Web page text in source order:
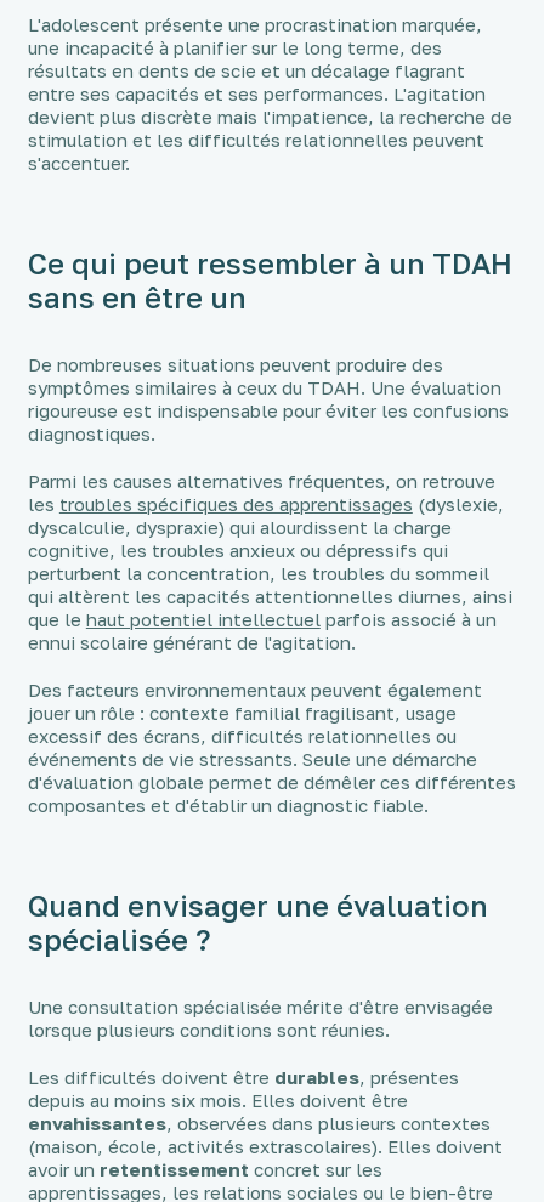
L'adolescent présente une procrastination marquée,
une incapacité à planifier sur le long terme, des
résultats en dents de scie et un décalage flagrant
entre ses capacités et ses performances. L'agitation
devient plus discrète mais l'impatience, la recherche de
stimulation et les difficultés relationnelles peuvent
s'accentuer.
Ce qui peut ressembler à un TDAH
sans en être un
De nombreuses situations peuvent produire des
symptômes similaires à ceux du TDAH. Une évaluation
rigoureuse est indispensable pour éviter les confusions
diagnostiques.
Parmi les causes alternatives fréquentes, on retrouve
les troubles spécifiques des apprentissages (dyslexie,
dyscalculie, dyspraxie) qui alourdissent la charge
cognitive, les troubles anxieux ou dépressifs qui
perturbent la concentration, les troubles du sommeil
qui altèrent les capacités attentionnelles diurnes, ainsi
que le haut potentiel intellectuel parfois associé à un
ennui scolaire générant de l'agitation.
Des facteurs environnementaux peuvent également
jouer un rôle : contexte familial fragilisant, usage
excessif des écrans, difficultés relationnelles ou
événements de vie stressants. Seule une démarche
d'évaluation globale permet de démêler ces différentes
composantes et d'établir un diagnostic fiable.
Quand envisager une évaluation
spécialisée ?
Une consultation spécialisée mérite d'être envisagée
lorsque plusieurs conditions sont réunies.
Les difficultés doivent être durables, présentes
depuis au moins six mois. Elles doivent être
envahissantes, observées dans plusieurs contextes
(maison, école, activités extrascolaires). Elles doivent
avoir un retentissement concret sur les
apprentissages, les relations sociales ou le bien-être